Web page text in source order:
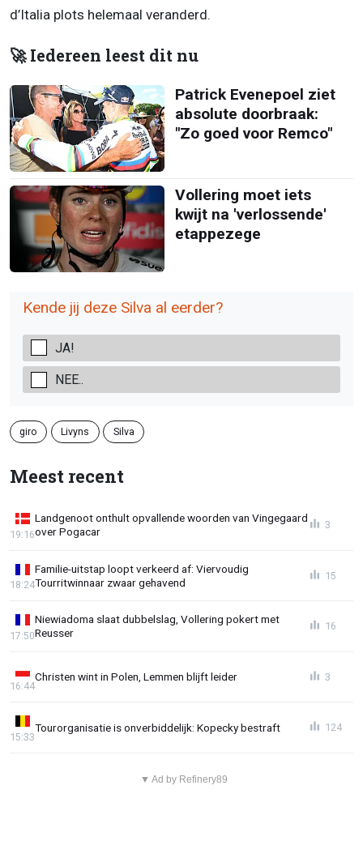
d’Italia plots helemaal veranderd.
🚀 Iedereen leest dit nu
Patrick Evenepoel ziet
absolute doorbraak:
"Zo goed voor Remco"
Vollering moet iets
kwijt na 'verlossende'
etappezege
Kende jij deze Silva al eerder?
JA!
NEE..
giro Livyns Silva
Meest recent
Landgenoot onthult opvallende woorden van Vingegaard
over Pogacar
19:16
3
Familie-uitstap loopt verkeerd af: Viervoudig
Tourritwinnaar zwaar gehavend
18:24
15
Niewiadoma slaat dubbelslag, Vollering pokert met
Reusser
17:50
16
Christen wint in Polen, Lemmen blijft leider
16:44
3
Tourorganisatie is onverbiddelijk: Kopecky bestraft
15:33
124
▼ Ad by Refinery89